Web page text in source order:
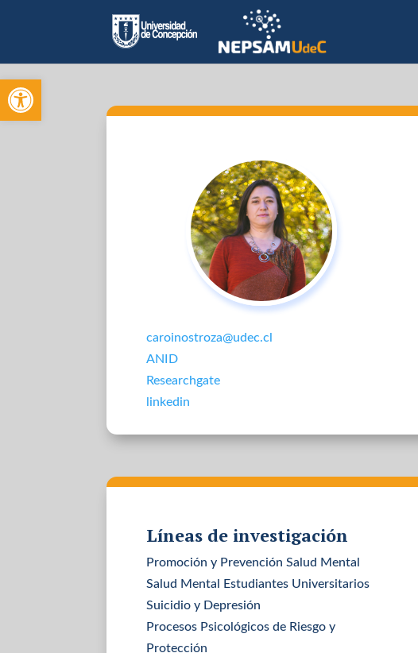
Open toolbar
caroinostroza@udec.cl
ANID
Researchgate
linkedin
Líneas de investigación
Promoción y Prevención Salud Mental
Salud Mental Estudiantes Universitarios
Suicidio y Depresión
Procesos Psicológicos de Riesgo y
Protección